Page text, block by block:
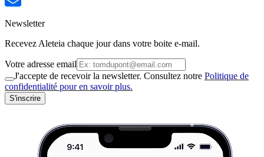
Newsletter
Recevez Aleteia chaque jour dans votre boite e-mail.
Votre adresse email
J'accepte de recevoir la newsletter. Consultez notre Politique de
confidentialité pour en savoir plus.
S'inscrire